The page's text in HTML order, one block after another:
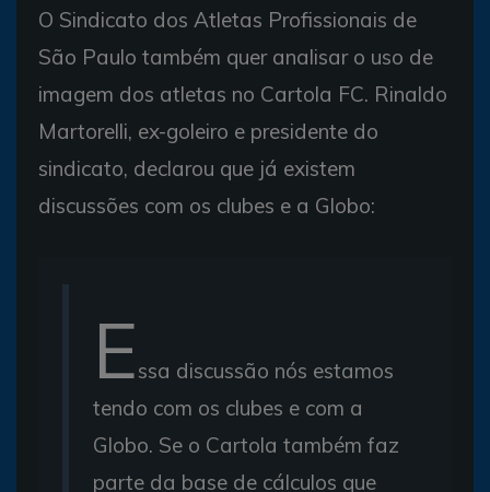
O Sindicato dos Atletas Profissionais de
São Paulo também quer analisar o uso de
imagem dos atletas no Cartola FC. Rinaldo
Martorelli, ex-goleiro e presidente do
sindicato, declarou que já existem
discussões com os clubes e a Globo:
Essa discussão nós estamos
tendo com os clubes e com a
Globo. Se o Cartola também faz
parte da base de cálculos que